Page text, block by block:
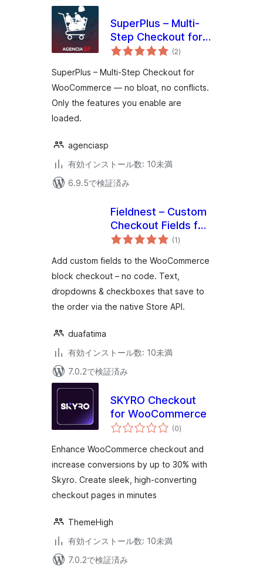
SuperPlus – Multi-
Step Checkout for
WooCommerce
(2個
の
価
)
SuperPlus – Multi-Step Checkout for
WooCommerce — no bloat, no conflicts.
Only the features you enable are
loaded.
agenciasp
有効インストール数: 10未満
6.9.5で検証済み
Fieldnest – Custom
Checkout Fields for
WooCommerce
(1個
の
価
)
Add custom fields to the WooCommerce
block checkout – no code. Text,
dropdowns & checkboxes that save to
the order via the native Store API.
duafatima
有効インストール数: 10未満
7.0.2で検証済み
SKYRO Checkout
for WooCommerce
(0個
の
価
)
Enhance WooCommerce checkout and
increase conversions by up to 30% with
Skyro. Create sleek, high-converting
checkout pages in minutes
ThemeHigh
有効インストール数: 10未満
7.0.2で検証済み